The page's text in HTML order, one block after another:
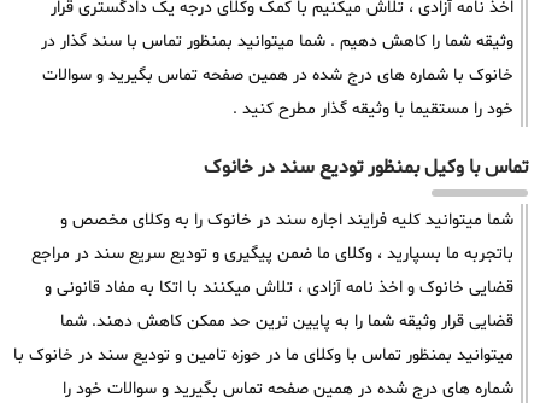
اخذ نامه آزادی ، تلاش میکنیم با کمک وکلای درجه یک دادگستری قرار
وثیقه شما را کاهش دهیم . شما میتوانید بمنظور تماس با سند گذار در
خانوک با شماره های درج شده در همین صفحه تماس بگیرید و سوالات
خود را مستقیما با وثیقه گذار مطرح کنید .
تماس با وکیل بمنظور تودیع سند در خانوک
شما میتوانید کلیه فرایند اجاره سند در خانوک را به وکلای مخصص و
باتجربه ما بسپارید ، وکلای ما ضمن پیگیری و تودیع سریع سند در مراجع
قضایی خانوک و اخذ نامه آزادی ، تلاش میکنند با اتکا به مفاد قانونی و
قضایی قرار وثیقه شما را به پایین ترین حد ممکن کاهش دهند. شما
میتوانید بمنظور تماس با وکلای ما در حوزه تامین و تودیع سند در خانوک با
شماره های درج شده در همین صفحه تماس بگیرید و سوالات خود را